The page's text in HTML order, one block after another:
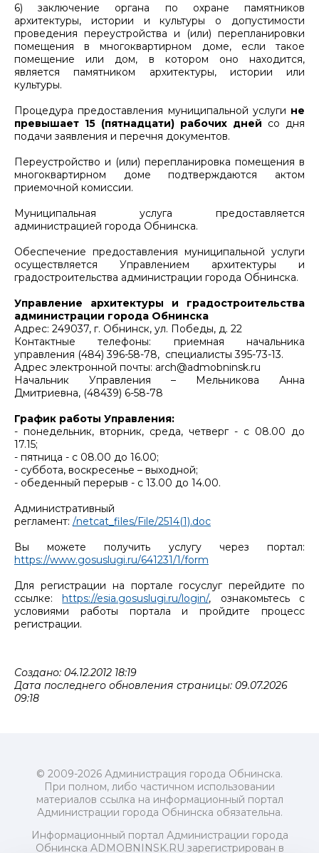
6) заключение органа по охране памятников
архитектуры, истории и культуры о допустимости
проведения переустройства и (или) перепланировки
помещения в многоквартирном доме, если такое
помещение или дом, в котором оно находится,
является памятником архитектуры, истории или
культуры.
Процедура предоставления муниципальной услуги не
превышает 15 (пятнадцати) рабочих дней со дня
подачи заявления и перечня документов.
Переустройство и (или) перепланировка помещения в
многоквартирном доме подтверждаются актом
приемочной комиссии.
Муниципальная услуга предоставляется
администрацией города Обнинска.
Обеспечение предоставления муниципальной услуги
осуществляется Управлением архитектуры и
градостроительства администрации города Обнинска.
Управление архитектуры и градостроительства
администрации города Обнинска
Адрес: 249037, г. Обнинск, ул. Победы, д. 22
Контактные телефоны: приемная начальника
управления (484) 396-58-78, специалисты 395-73-13.
Адрес электронной почты: arch@admobninsk.ru
Начальник Управления – Мельникова Анна
Дмитриевна, (48439) 6-58-78
График работы Управления:
- понедельник, вторник, среда, четверг - с 08.00 до
17.15;
- пятница - с 08.00 до 16.00;
- суббота, воскресенье – выходной;
- обеденный перерыв - с 13.00 до 14.00.
Административный
регламент: /netcat_files/File/2514(1).doc
Вы можете получить услугу через портал:
https://www.gosuslugi.ru/641231/1/form
Для регистрации на портале госуслуг перейдите по
ссылке:https://esia.gosuslugi.ru/login/, ознакомьтесь с
условиями работы портала и пройдите процесс
регистрации.
Создано: 04.12.2012 18:19
Дата последнего обновления страницы: 09.07.2026
09:18
© 2009-2026 Администрация города Обнинска.
При полном, либо частичном использовании
материалов ссылка на информационный портал
Администрации города Обнинска обязательна.
Информационный портал Администрации города
Обнинска ADMOBNINSK.RU зарегистрирован в